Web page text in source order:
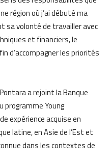
région où j’ai débuté ma
sa volonté de travailler avec
et financiers, le
d’accompagner les priorités
a rejoint la Banque
programme Young
expérience acquise en
latine, en Asie de l’Est et
dans les contextes de